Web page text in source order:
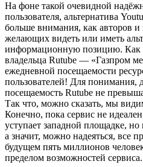
На фоне такой очевидной
пользователя, альтернатива
больше внимания, как авторов и
желающих видеть или иметь
информационную позицию. Как
владельца Rutube — «Газпром
ежедневной посещаемости
пользователей! Для понимания,
посещаемость Rutube не
Так что, можно сказать, мы
Конечно, пока сервис не
уступает западной площадке,
а значит, можно надеяться, все
будущем пять миллионов
пределом возможностей сервиса.